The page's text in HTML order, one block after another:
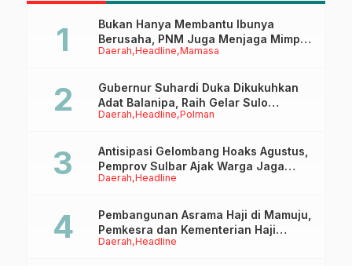
Daerah Headline Mamasa
Bukan Hanya Membantu Ibunya
Berusaha, PNM Juga Menjaga Mimpi
Anaknya Untuk Menggapai Cita-Cita
Daerah Headline Polman
Gubernur Suhardi Duka Dikukuhkan
Adat Balanipa, Raih Gelar Sulo
Tappidena
Daerah Headline
Antisipasi Gelombang Hoaks Agustus,
Pemprov Sulbar Ajak Warga Jaga
Ruang Digital
Daerah Headline
Pembangunan Asrama Haji di Mamuju,
Pemkesra dan Kementerian Haji
Sulbar Tinjau Lokasi